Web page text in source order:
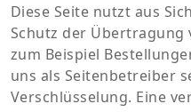
Diese Seite nutzt aus
Schutz der
zum Beispiel
uns als Seitenbetreiber
Verschlüsselung. Eine